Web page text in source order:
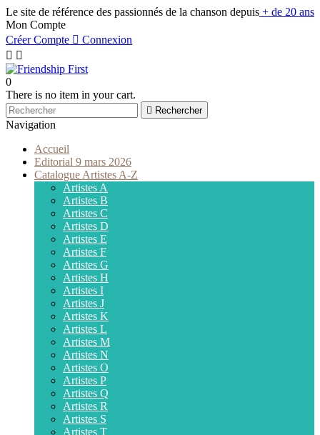
Le site de référence des passionnés de la chanson depuis + de 20 ans
Mon Compte
Créer Compte  Connexion
 
0
There is no item in your cart.
 Rechercher
Navigation
Accueil
Editorial 9 mars 2026
Catalogue Artistes A-Z
Artistes A
Artistes B
Artistes C
Artistes D
Artistes E
Artistes F
Artistes G
Artistes H
Artistes I
Artistes J
Artistes K
Artistes L
Artistes M
Artistes N
Artistes O
Artistes P
Artistes Q
Artistes R
Artistes S
Artistes T